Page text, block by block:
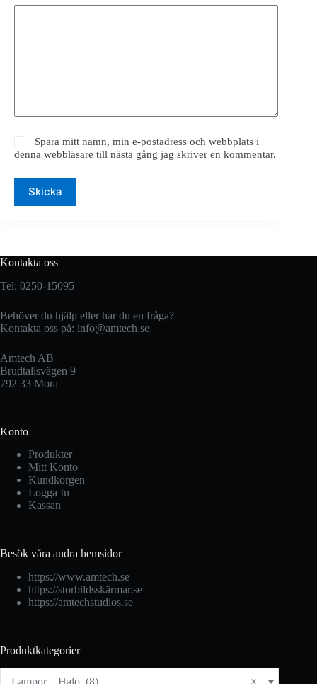
Spara mitt namn, min e-postadress och webbplats i
denna webbläsare till nästa gång jag skriver en kommentar.
Skicka
Kontakta oss
Tel: 0250-15095
Behöver du hjälp eller har du en fråga?
Kontakta oss på: info@amtech.se
Amtech AB
Brudtallsvägen 9
792 33 Mora
Konto
Produkter
Mitt Konto
Kundkorgen
Logga In
Kassan
Besök våra andra hemsidor
https://www.amtech.se
https://storbildsskärmar.se
https://amtechstudios.se
Produktkategorier
×
Lampor – Halo (8)